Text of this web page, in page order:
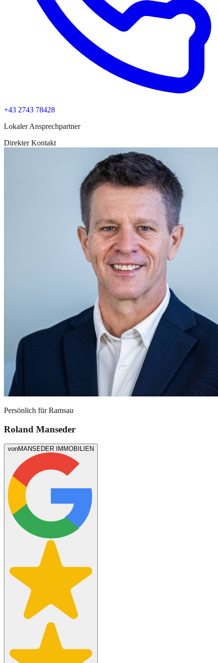
+43 2743 78428
Lokaler Ansprechpartner
Direkter Kontakt
Persönlich fürRamsau
Roland Manseder
vonMANSEDER IMMOBILIEN